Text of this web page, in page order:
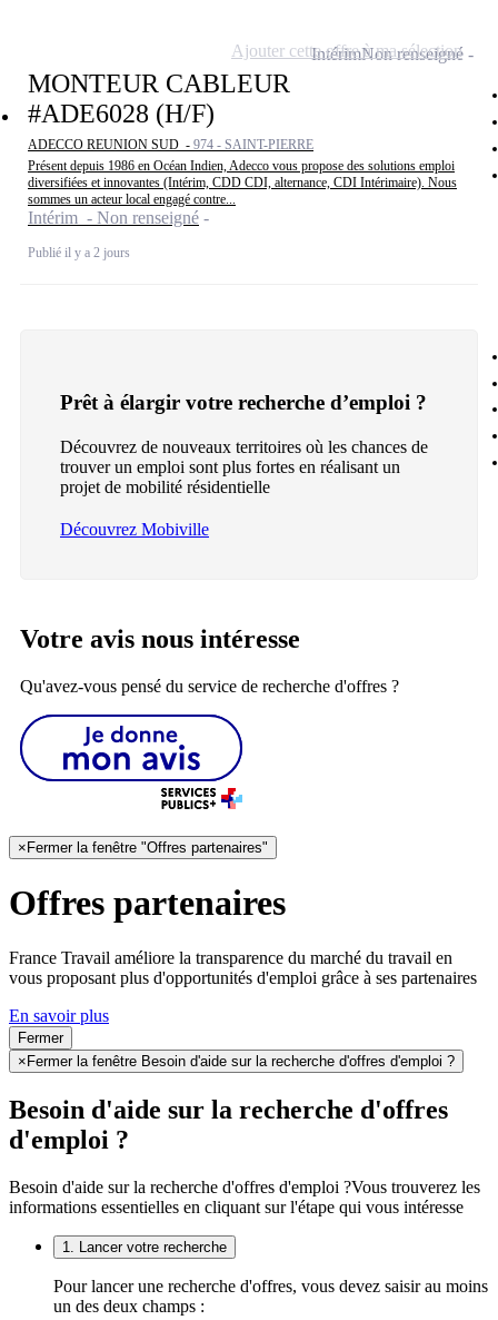
MONTEUR CABLEUR
#ADE6028 (H/F)
ADECCO REUNION SUD - 974 - SAINT-PIERRE
Présent depuis 1986 en Océan Indien, Adecco vous propose des solutions emploi
diversifiées et innovantes (Intérim, CDD CDI, alternance, CDI Intérimaire). Nous
sommes un acteur local engagé contre...
Intérim - Non renseigné
Publié il y a 2 jours
IntérimNon renseigné
Ajouter cette offre à ma sélection
Prêt à élargir votre recherche d’emploi ?
Découvrez de nouveaux territoires où les chances de
trouver un emploi sont plus fortes en réalisant un
projet de mobilité résidentielle
Découvrez Mobiville
Votre avis nous intéresse
Qu'avez-vous pensé du service de recherche d'offres ?
× Fermer la fenêtre "Offres partenaires"
Offres partenaires
France Travail améliore la transparence du marché du travail en
vous proposant plus d'opportunités d'emploi grâce à ses partenaires
En savoir plus
Fermer
× Fermer la fenêtre Besoin d'aide sur la recherche d'offres d'emploi ?
Besoin d'aide sur la recherche d'offres
d'emploi ?
Besoin d'aide sur la recherche d'offres d'emploi ?Vous trouverez les
informations essentielles en cliquant sur l'étape qui vous intéresse
1. Lancer votre recherche
Pour lancer une recherche d'offres, vous devez saisir au moins
un des deux champs :